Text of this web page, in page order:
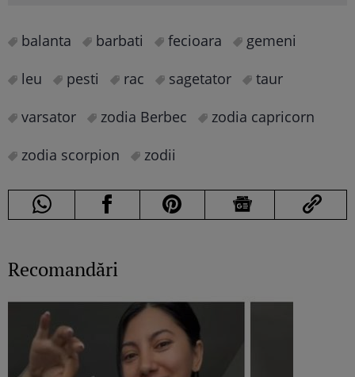
balanta barbati fecioara
gemeni
leu
pesti rac sagetator
taur
varsator
zodia Berbec
zodia capricorn
zodia scorpion
zodii
Recomandări